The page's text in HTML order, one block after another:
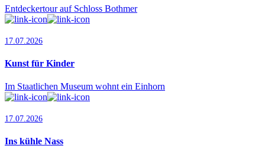
Entdeckertour auf Schloss Bothmer
17.07.2026
Kunst für Kinder
Im Staatlichen Museum wohnt ein Einhorn
17.07.2026
Ins kühle Nass